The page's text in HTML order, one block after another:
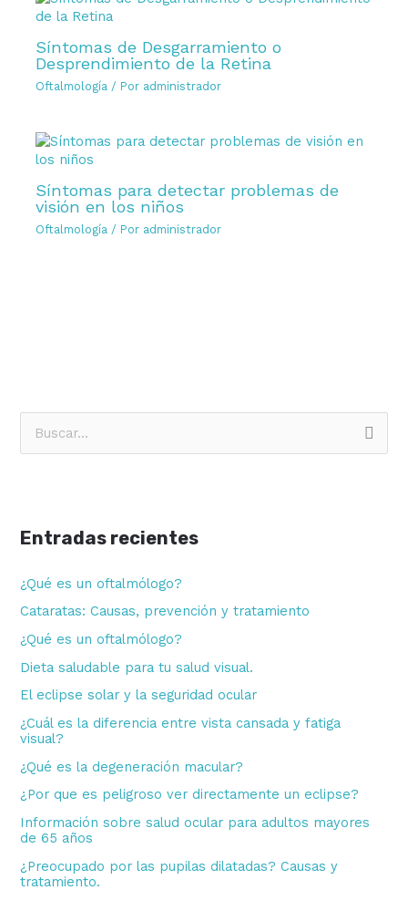
Síntomas de Desgarramiento o
Desprendimiento de la Retina
Oftalmología / Por administrador
Síntomas para detectar problemas de
visión en los niños
Oftalmología / Por administrador
a
p
r
:
Entradas recientes
¿Qué es un oftalmólogo?
Cataratas: Causas, prevención y tratamiento
¿Qué es un oftalmólogo?
Dieta saludable para tu salud visual.
El eclipse solar y la seguridad ocular
¿Cuál es la diferencia entre vista cansada y fatiga
visual?
¿Qué es la degeneración macular?
¿Por que es peligroso ver directamente un eclipse?
Información sobre salud ocular para adultos mayores
de 65 años
¿Preocupado por las pupilas dilatadas? Causas y
tratamiento.